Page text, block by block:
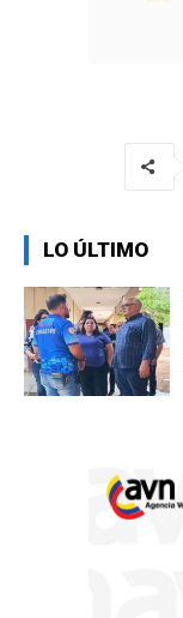
LO ÚLTIMO